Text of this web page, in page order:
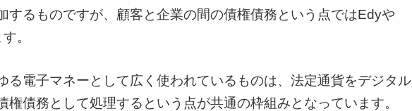
するものですが、顧客と企業の間の債権債務という点ではEdyや
。
る電子マネーとして広く使われているものは、法定通貨をデジタル
権債務として処理するという点が共通の枠組みとなっています。